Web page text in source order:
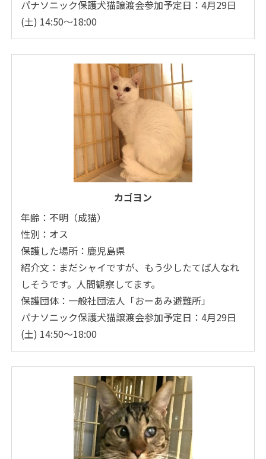
パナソニック保護犬猫譲渡会参加予定日：4月29日
(土) 14:50～18:00
カゴヨン
年齢：不明（成猫）
性別：オス
保護した場所：鹿児島県
紹介文：まだシャイですが、もう少したてば人なれ
しそうです。人間観察してます。
保護団体：一般社団法人「おーあみ避難所」
パナソニック保護犬猫譲渡会参加予定日：4月29日
(土) 14:50～18:00